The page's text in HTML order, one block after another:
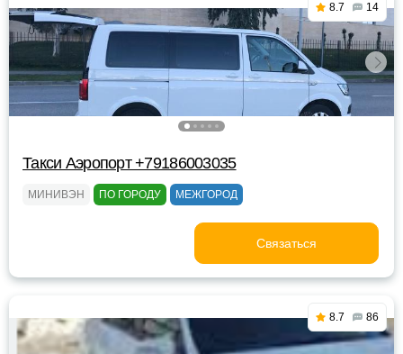
8.7 14
Такси Аэропорт +79186003035
МИНИВЭН ПО ГОРОДУ МЕЖГОРОД
Связаться
8.7 86